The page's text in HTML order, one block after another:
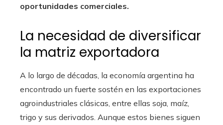
oportunidades comerciales.
La necesidad de diversificar
la matriz exportadora
A lo largo de décadas, la economía argentina ha
encontrado un fuerte sostén en las exportaciones
agroindustriales clásicas, entre ellas soja, maíz,
trigo y sus derivados. Aunque estos bienes siguen